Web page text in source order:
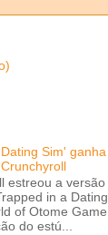
Sim' ganha
estreou a versão
in a Dating
of Otome Game
do estú...